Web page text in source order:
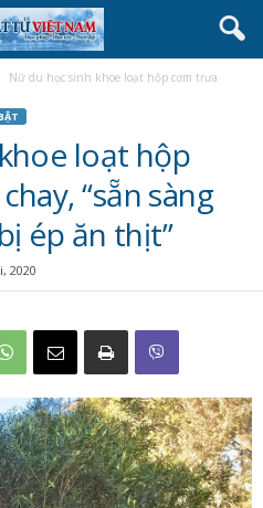
Nữ du học sinh khoe loạt hộp cơm trưa
loạt hộp
ép ăn thịt”
2020